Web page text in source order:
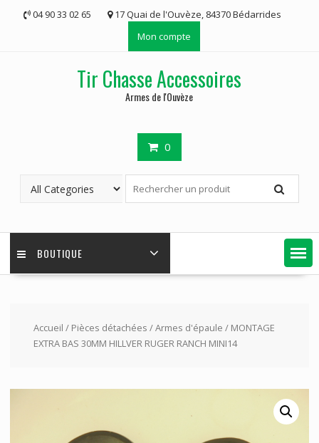
04 90 33 02 65
17 Quai de l'Ouvèze, 84370 Bédarrides
Mon compte
Tir Chasse Accessoires
Armes de l'Ouvèze
0
BOUTIQUE
Accueil / Pièces détachées /Armes d'épaule / MONTAGE
EXTRA BAS 30MM HILLVER RUGER RANCH MINI14